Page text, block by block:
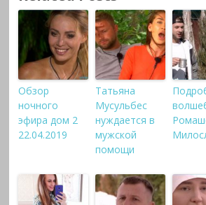
Обзор
ночного
эфира дом 2
22.04.2019
Татьяна
Мусульбес
нуждается в
мужской
помощи